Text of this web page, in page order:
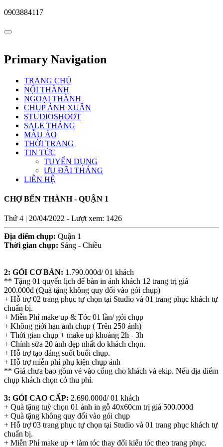
0903884117
Primary Navigation
TRANG CHỦ
NỘI THÀNH
NGOẠI THÀNH
CHỤP ẢNH XUÂN
STUDIOSHOOT
SALE THÁNG
MẪU ÁO
THỜI TRANG
TIN TỨC
TUYỂN DỤNG
ƯU ĐÃI THÁNG
LIÊN HỆ
CHỢ BẾN THÀNH - QUẬN 1
Thứ 4 | 20/04/2022 - Lượt xem: 1426
Địa điểm chụp: Quận 1
Thời gian chụp: Sáng - Chiều
2: GÓI CƠ BẢN: 1.790.000đ/ 01 khách
** Tặng 01 quyển lịch để bàn in ảnh khách 12 trang trị giá
200.000đ (Quà tặng không quy đổi vào gói chụp)
+ Hỗ trợ 02 trang phục tự chọn tại Studio và 01 trang phục khách tự
chuẩn bị.
+ Miễn Phí make up & Tóc 01 lần/ gói chụp
+ Không giới hạn ảnh chụp ( Trên 250 ảnh)
+ Thời gian chụp + make up khoảng 2h - 3h
+ Chỉnh sửa 20 ảnh đẹp nhất do khách chọn.
+ Hỗ trợ tạo dáng suốt buổi chụp.
+ Hỗ trợ miễn phí phụ kiện chụp ảnh
** Giá chưa bao gồm vé vào cổng cho khách và ekip. Nếu địa điểm
chụp khách chọn có thu phí.
3: GÓI CAO CẤP: 2.690.000đ/ 01 khách
+ Quà tặng tuỳ chọn 01 ảnh in gỗ 40x60cm trị giá 500.000đ
+ Quà tặng không quy đổi vào gói chụp
+ Hỗ trợ 03 trang phục tự chọn tại Studio và 01 trang phục khách tự
chuẩn bị.
+ Miễn Phí make up + làm tóc thay đổi kiểu tóc theo trang phục.